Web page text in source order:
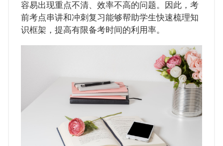
容易出现重点不清、效率不高的问题。因此，考
前考点串讲和冲刺复习能够帮助学生快速梳理知
识框架，提高有限备考时间的利用率。